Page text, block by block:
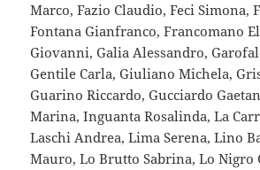
Marco, Fazio Claudio, Feci Simona,
Fontana Gianfranco, Francomano
Giovanni, Galia Alessandro,
Gentile Carla, Giuliano Michela,
Guarino Riccardo, Gucciardo
Marina, Inguanta Rosalinda, La
Laschi Andrea, Lima Serena, Lino
Mauro, Lo Brutto Sabrina, Lo Nigro